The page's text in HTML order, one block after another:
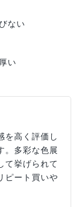
ない
厚い
を高く評価し
。多彩な色展
て挙げられて
ピート買いや